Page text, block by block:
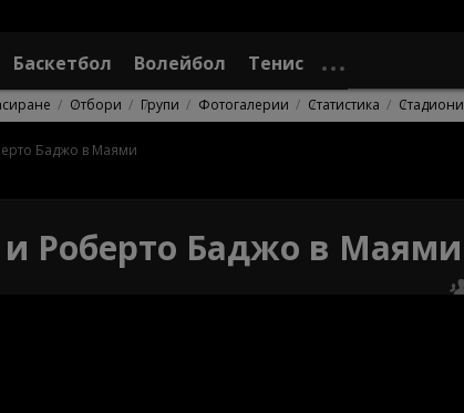
Баскетбол Волейбол Тенис
Отбори Групи Фотогалерии Статистика Стадиони
Баджо в Маями
Роберто Баджо в Маями